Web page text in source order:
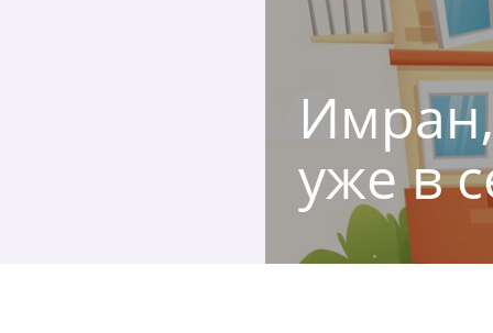
уже в